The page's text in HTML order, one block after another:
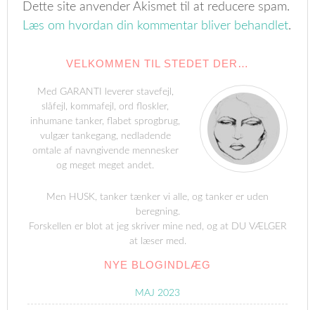
Dette site anvender Akismet til at reducere spam.
Læs om hvordan din kommentar bliver behandlet.
VELKOMMEN TIL STEDET DER…
Med GARANTI leverer stavefejl,
slåfejl, kommafejl, ord floskler,
inhumane tanker, flabet sprogbrug,
vulgær tankegang, nedladende
omtale af navngivende mennesker
og meget meget andet.
Men HUSK, tanker tænker vi alle, og tanker er uden
beregning.
Forskellen er blot at jeg skriver mine ned, og at DU VÆLGER
at læser med.
NYE BLOGINDLÆG
MAJ 2023